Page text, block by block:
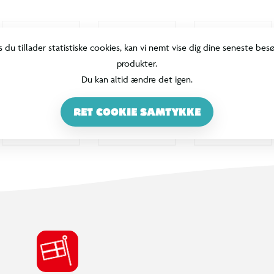
du tillader statistiske cookies, kan vi nemt vise dig dine seneste
produkter.
Du kan altid ændre det igen.
RET COOKIE SAMTYKKE